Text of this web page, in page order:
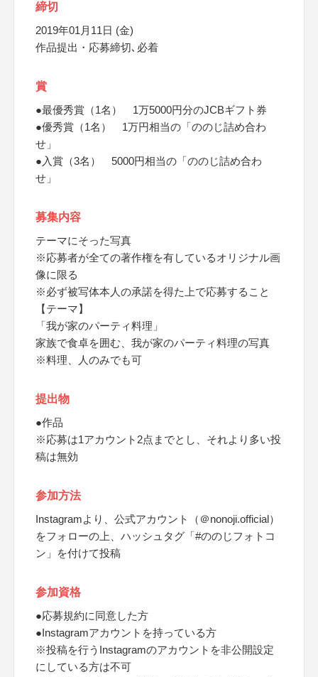
締切
2019年01月11日 (金)
作品提出・応募締切､必着
賞
●最優秀賞（1名） 1万5000円分のJCBギフト券
●優秀賞（1名） 1万円相当の「ののじ詰め合わ
せ」
●入賞（3名） 5000円相当の「ののじ詰め合わ
せ」
募集内容
テーマにそった写真
※応募者が全ての著作権を有しているオリジナル画
像に限る
※必ず被写体本人の承諾を得た上で応募すること
【テーマ】
「我が家のパーティ料理」
家族で食卓を囲む、我が家のパーティ料理の写真
※料理、人のみでも可
提出物
●作品
※応募は1アカウント2点までとし、それより多い投
稿は無効
参加方法
Instagramより、公式アカウント（＠nonoji.official）
をフォローの上、ハッシュタグ「#ののじフォトコ
ン」を付けて投稿
参加資格
●応募規約に同意した方
●Instagramアカウントを持っている方
※投稿を行うInstagramのアカウントを非公開設定
にしている方は不可